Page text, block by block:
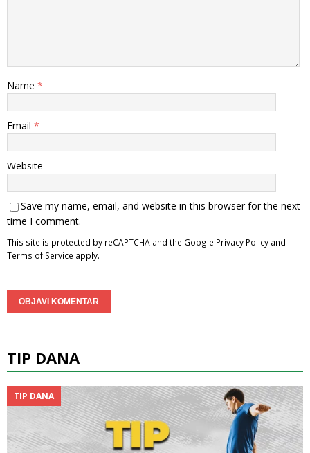
Name *
Email *
Website
Save my name, email, and website in this browser for the next
time I comment.
This site is protected by reCAPTCHA and the Google Privacy Policy and
Terms of Service apply.
TIP DANA
TIP DANA